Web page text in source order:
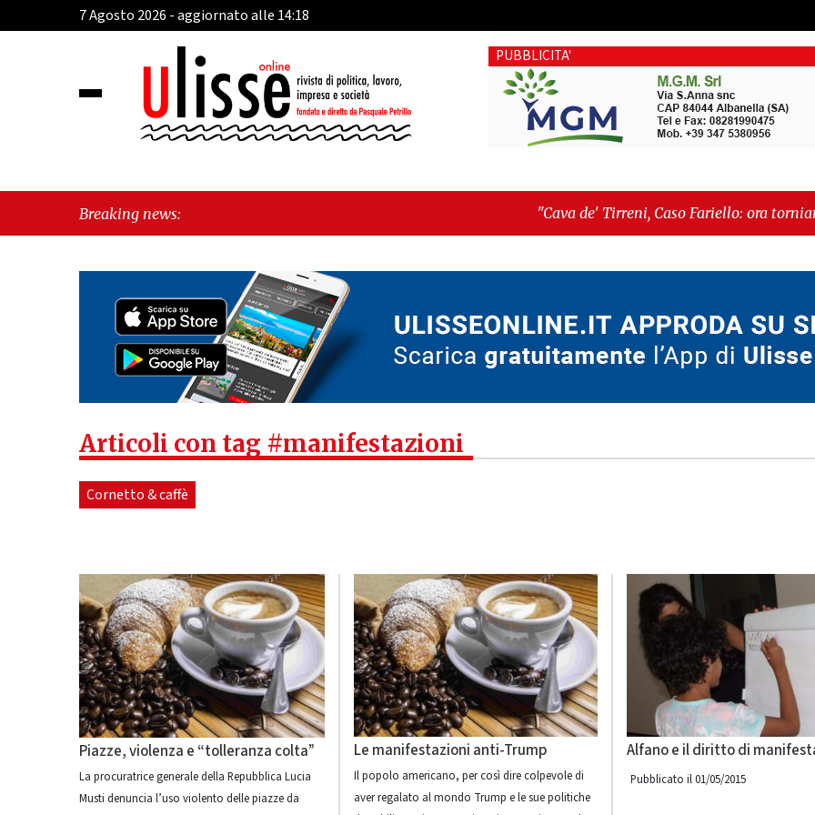
7 Agosto 2026 - aggiornato alle 14:18
PUBBLICITA'
Breaking news:
"Cava de' Tirreni, Caso Fariello: ora torniamo ai problemi
dimentica perché esiste"
Articoli con tag #manifestazioni
Cornetto & caffè
Piazze, violenza e “tolleranza colta”
La procuratrice generale della Repubblica Lucia
Musti denuncia l’uso violento delle piazze da
Le manifestazioni anti-Trump
Il popolo americano, per così dire colpevole di
aver regalato al mondo Trump e le sue politiche
Alfano e il diritto di
Pubblicato il 01/05/2015